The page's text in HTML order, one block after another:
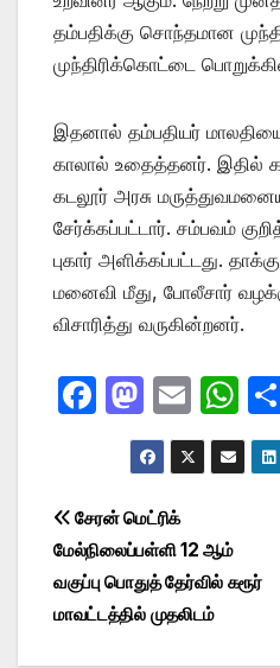
தம்பதிக்கு சொந்தமான
முந்திரிக்கொட்டை
இதனால் தம்பதியர்
காலால் உதைத்தனர். இதில்
கடலூர் அரசு
சேர்க்கப்பட்டார். சம்பவம்
புகார் அளிக்கப்பட்டது.
மனைவி மீது, போலீசார்
விசாரித்து வருகின்றனர்.
F
e
b
o
o
M
a
st
o
d
o
n
E
m
ail
W
h
at
p
Post
navigation
சேரன் மெட்ரிக்
மேல்நிலைப்பள்ளி 12 ஆம்
வகுப்பு பொதுத் தேர்வில் கரூர்
மாவட்டத்தில் முதலிடம்